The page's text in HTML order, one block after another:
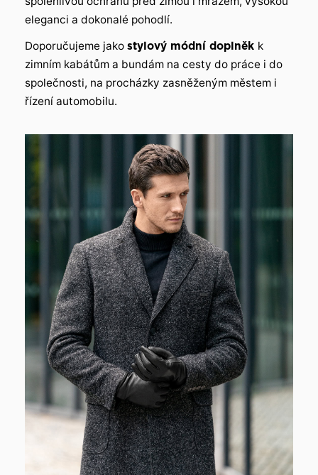
eleganci a dokonalé pohodlí.
Doporučujeme jako stylový módní doplněk k
zimním kabátům a bundám na cesty do práce i do
společnosti, na procházky zasněženým městem i
řízení automobilu.